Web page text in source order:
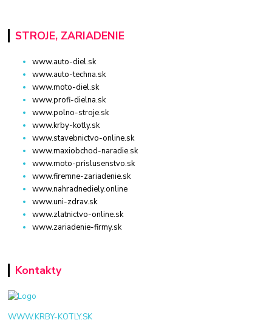
STROJE, ZARIADENIE
www.auto-diel.sk
www.auto-techna.sk
www.moto-diel.sk
www.profi-dielna.sk
www.polno-stroje.sk
www.krby-kotly.sk
www.stavebnictvo-online.sk
www.maxiobchod-naradie.sk
www.moto-prislusenstvo.sk
www.firemne-zariadenie.sk
www.nahradnediely.online
www.uni-zdrav.sk
www.zlatnictvo-online.sk
www.zariadenie-firmy.sk
Kontakty
WWW.KRBY-KOTLY.SK